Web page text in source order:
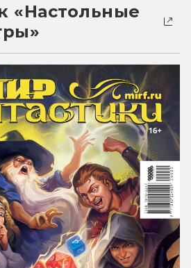
«Настольные